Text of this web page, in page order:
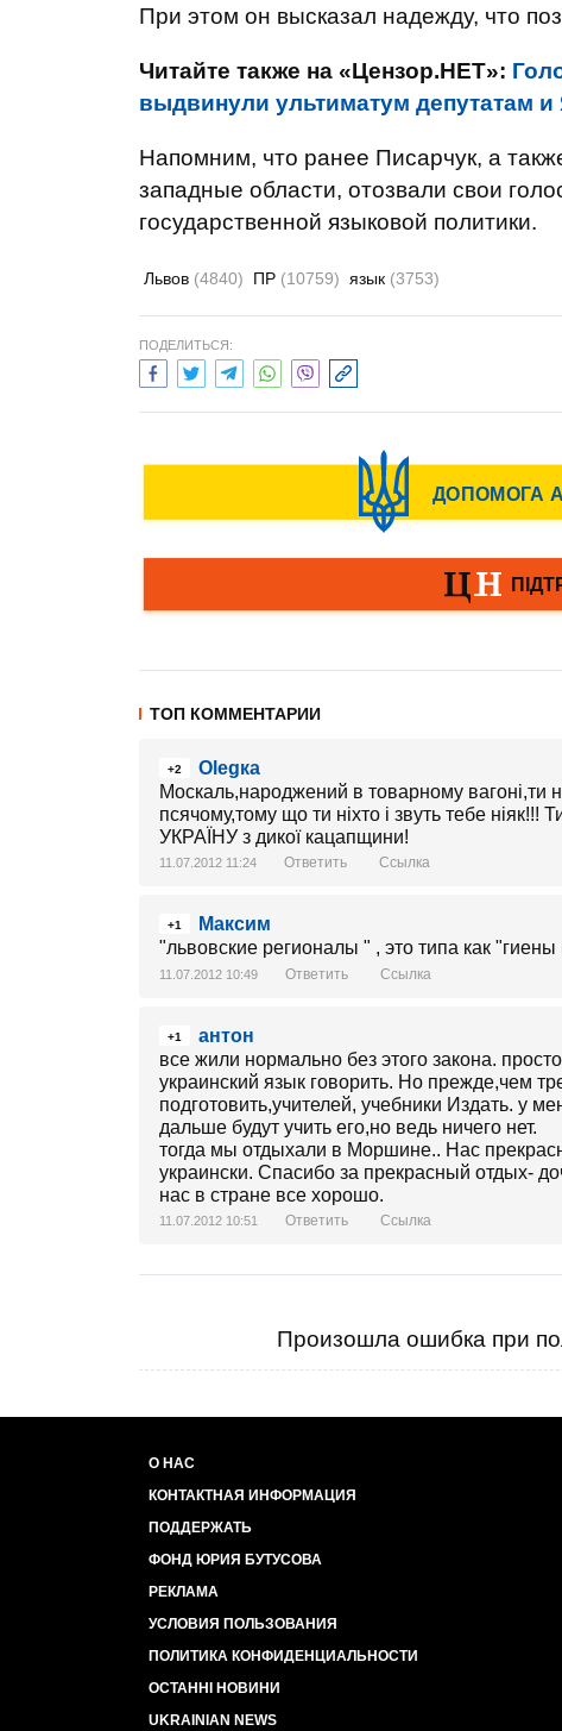
При этом он высказал надежду, что
Читайте также на «Цензор.НЕТ»:
выдвинули ультиматум депутатам и
Напомним, что ранее Писарчук, а
западные области, отозвали свои
государственной языковой политики.
Львов (4840) ПР (10759) язык (3753)
ПОДЕЛИТЬСЯ:
ТОП КОММЕНТАРИИ
+2
Olegка
Москаль,народжений в товарному вагоні,ти
псячому,тому що ти ніхто і звуть тебе
УКРАЇНУ з дикої кацапщини!
11.07.2012 11:24 Ответить Ссылка
+1
Максим
"львовские регионалы " , это типа как
11.07.2012 10:49 Ответить Ссылка
+1
антон
все жили нормально без этого закона.
украинский язык говорить. Но прежде,чем
подготовить,учителей, учебники Издать. у
дальше будут учить его,но ведь ничего нет.
тогда мы отдыхали в Моршине.. Нас
украински. Спасибо за прекрасный отдых-
нас в стране все хорошо.
11.07.2012 10:51 Ответить Ссылка
Произошла ошибка при
О НАС
КОНТАКТНАЯ ИНФОРМАЦИЯ
ПОДДЕРЖАТЬ
ФОНД ЮРИЯ БУТУСОВА
РЕКЛАМА
УСЛОВИЯ ПОЛЬЗОВАНИЯ
ПОЛИТИКА КОНФИДЕНЦИАЛЬНОСТИ
ОСТАННІ НОВИНИ
UKRAINIAN NEWS